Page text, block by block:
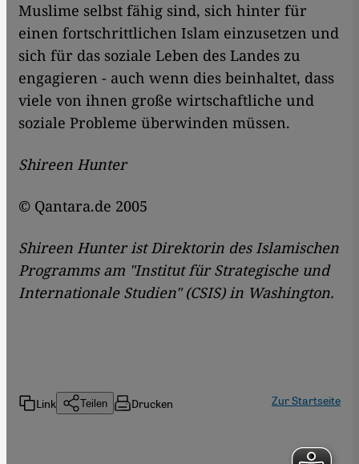
Muslime selbst fähig sind, sich hinter für
einen fortschrittlichen Islam einzusetzen und
sich für das soziale Leben des Landes zu
engagieren - auch wenn dies beinhaltet, dass
viele von ihnen große wirtschaftliche und
soziale Probleme überwinden müssen.
Shireen Hunter
© Qantara.de 2005
Shireen Hunter ist Direktorin des Islamischen
Programms am "Institut für Strategische und
Internationale Studien" (CSIS) in Washington.
Link Teilen Drucken Zur Startseite